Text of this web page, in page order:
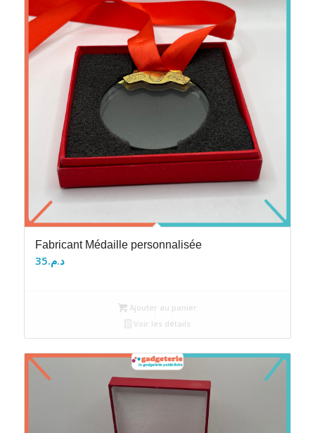
Fabricant Médaille personnalisée
د.م.35
Ajouter au panier
Voir les détails